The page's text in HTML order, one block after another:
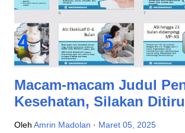
mencegah penyakit dan meningkatkan
masyarakat. Memahami Materi Penyuluhan
Penyuluhan Materi penyuluhan adalah
yan...
Macam-macam Judul
Kesehatan, Silakan Ditiru
Oleh Amrin Madolan
Maret 05, 2025